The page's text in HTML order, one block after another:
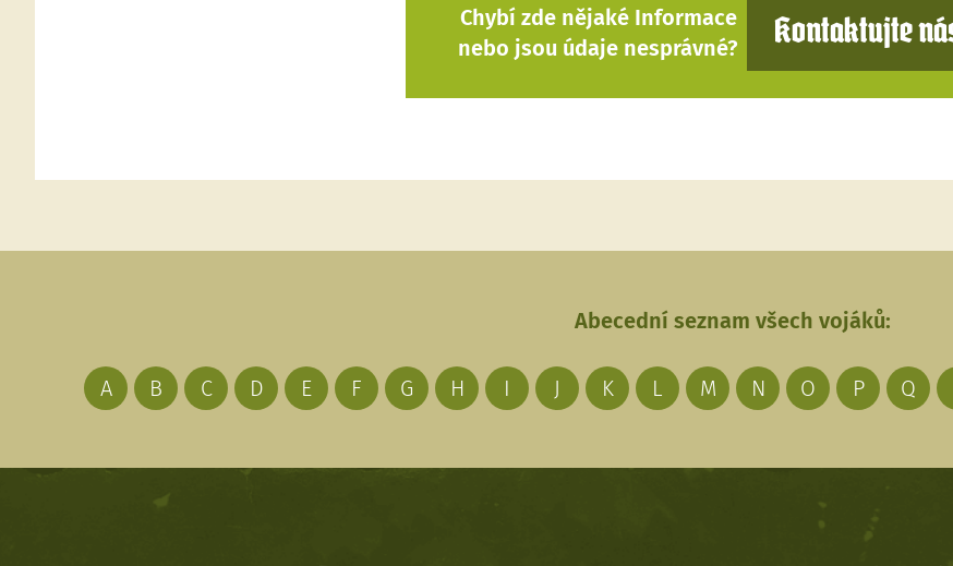
Chybí zde nějaké Informace
nebo jsou údaje nesprávné?
Kontaktujte
Abecední seznam všech vojáků:
A B C D E F G H I J K L M N O P Q